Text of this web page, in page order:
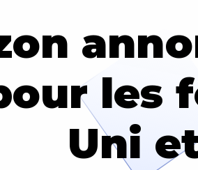
les
Uni